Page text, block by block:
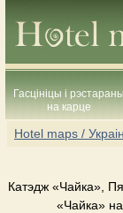
Гасцініцы і рэстараны
на карце
Hotel maps /
Катэдж «Чайка»,
«Чайка»